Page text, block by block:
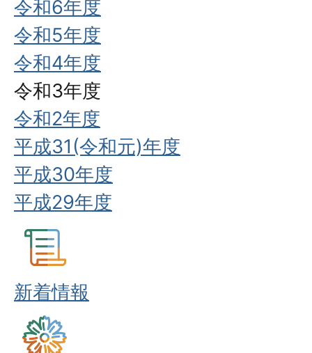
令和6年度
令和5年度
令和4年度
令和3年度
令和2年度
平成31(令和元)年度
平成30年度
平成29年度
新着情報